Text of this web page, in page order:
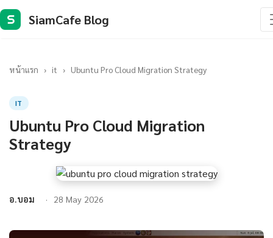
S SiamCafe Blog
หน้าแรก › it › Ubuntu Pro Cloud Migration Strategy
IT
Ubuntu Pro Cloud Migration
Strategy
อ.บอม 28 May 2026